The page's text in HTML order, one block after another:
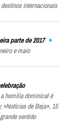
internacionais
parte de 2017
e maio
homilia dominical é
«Notícias de Beja», 15
sentido